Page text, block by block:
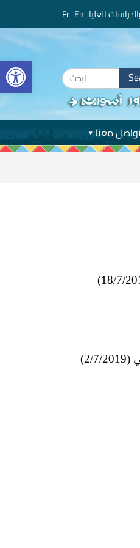
العليا
Search
for:
تواصل معنا
2- يتم تجميع كشوفات طلبات التسجيل بأسماء الطلاب المحتم حضورهم الدورة بواسطة شئون الطلاب إعتباراً من يوم (19/6/2019) إلي (2/7/2019)